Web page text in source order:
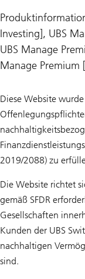
Investing], UBS
UBS Manage
Manage Premium
Diese Website
2019/2088) zu
Die Website richtet
gemäß SFDR
Gesellschaften
Kunden der UBS
nachhaltigen
sind.